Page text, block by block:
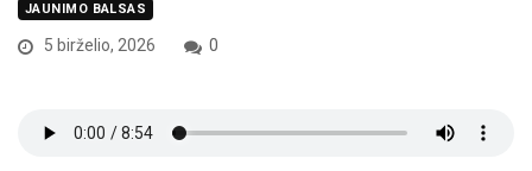
JAUNIMO BALSAS
5 birželio, 2026 0